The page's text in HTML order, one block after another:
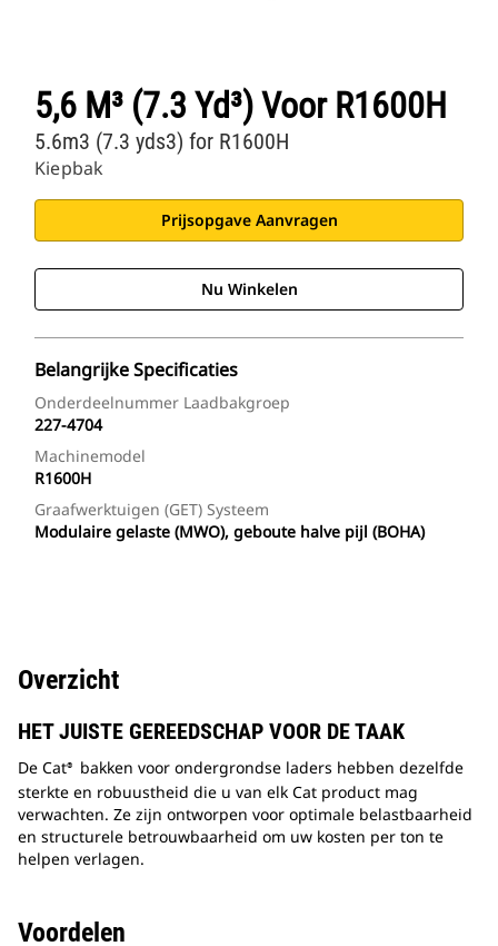
5,6 M³ (7.3 Yd³) Voor R1600H
Kiepbak
5.6m3 (7.3 yds3) for R1600H
Prijsopgave Aanvragen
Nu Winkelen
Belangrijke Specificaties
Onderdeelnummer Laadbakgroep
227-4704
Machinemodel
R1600H
Graafwerktuigen (GET) Systeem
Modulaire gelaste (MWO), geboute halve pijl (BOHA)
Overzicht
HET JUISTE GEREEDSCHAP VOOR DE TAAK
De Cat® bakken voor ondergrondse laders hebben dezelfde
sterkte en robuustheid die u van elk Cat product mag
verwachten. Ze zijn ontworpen voor optimale belastbaarheid
en structurele betrouwbaarheid om uw kosten per ton te
helpen verlagen.
Voordelen